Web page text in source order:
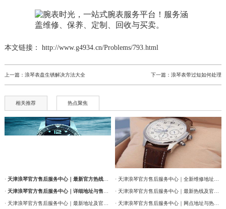
本文链接： http://www.g4934.cn/Problems/793.html
上一篇： 浪琴表盘生锈解决方法大全 下一篇：浪琴表带过短如何处理
相关推荐 热点聚焦
· 天津浪琴官方售后服务中心｜最新官方热线及维修地址权威信息通告（2026年7月最新）
· 天津浪琴官方售后服务中心｜详细地址与售后服务电话权威信息公告（2026年7月最新）